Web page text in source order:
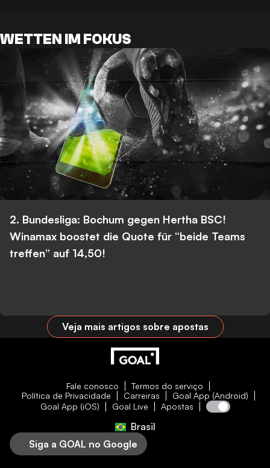
WETTEN IM FOKUS
2. Bundesliga: Bochum gegen Hertha BSC!
Winamax boostet die Quote für “beide Teams
treffen” auf 14,50!
Veja mais artigos sobre apostas
Fale conosco
Termos do serviço
Política de Privacidade
Carreiras
Goal App (Android)
Goal App (iOS)
Goal Live Apostas
Brasil
Siga a GOAL no Google